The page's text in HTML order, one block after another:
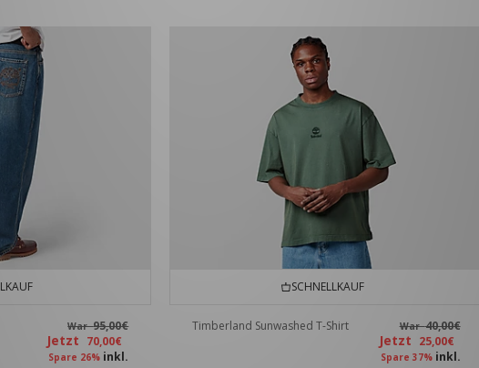
War95,00€
Jetzt 70,00€
Spare 26% inkl.
SCHNELLKAUF
Timberland Sunwashed T-Shirt War40,00€
Jetzt 25,00€
Spare 37% inkl.